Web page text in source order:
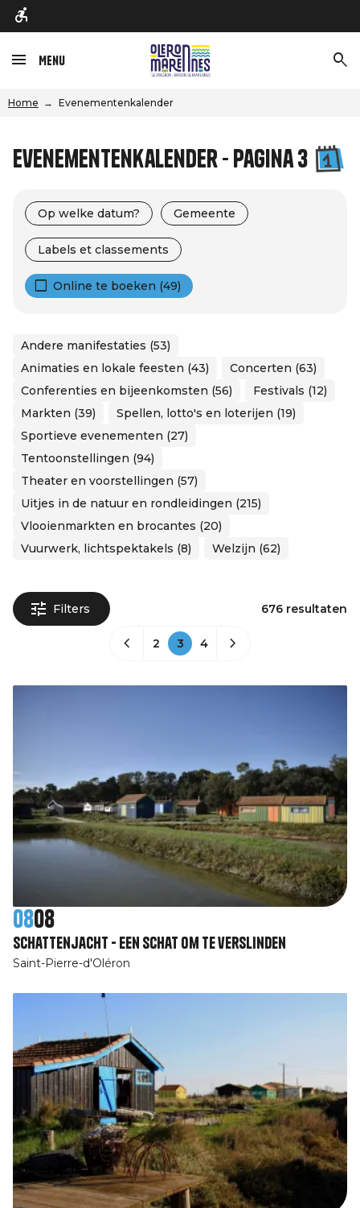
Menu
Home Evenementenkalender
Evenementenkalender - Pagina 3
Op welke datum? Gemeente
Labels et classements
Online te boeken (49)
Andere manifestaties (53)
Animaties en lokale feesten (43)
Concerten (63)
Conferenties en bijeenkomsten (56)
Festivals (12)
Markten (39)
Spellen, lotto's en loterijen (19)
Sportieve evenementen (27)
Tentoonstellingen (94)
Theater en voorstellingen (57)
Uitjes in de natuur en rondleidingen (215)
Vlooienmarkten en brocantes (20)
Vuurwerk, lichtspektakels (8)
Welzijn (62)
Filters 676 resultaten
2 3 4
0808
Schattenjacht - Een schat om te verslinden
Saint-Pierre-d'Oléron